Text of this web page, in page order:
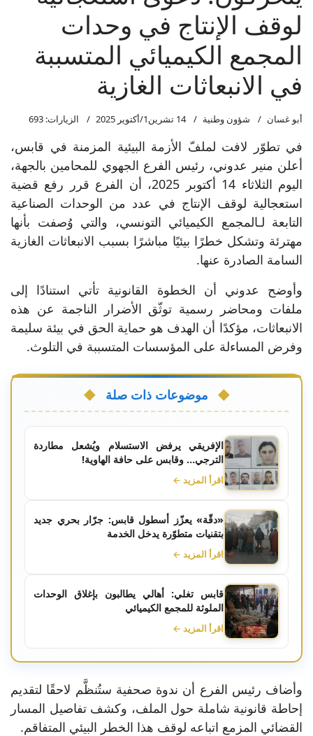
لوقف الإنتاج في وحدات
المجمع الكيميائي المتسببة
في الانبعاثات الغازية
أبو غسان شؤون وطنية 14 تشرين1/أكتوير 2025 الزيارات: 693
في تطوّر لافت لملفّ الأزمة البيئية المزمنة في قابس،
أعلن منير عدوني، رئيس الفرع الجهوي للمحامين بالجهة،
اليوم الثلاثاء 14 أكتوبر 2025، أن الفرع قرر رفع قضية
استعجالية لوقف الإنتاج في عدد من الوحدات الصناعية
التابعة لـالمجمع الكيميائي التونسي، والتي وُصفت بأنها
مهترئة وتشكل خطرًا بيئيًا مباشرًا بسبب الانبعاثات الغازية
السامة الصادرة عنها.
وأوضح عدوني أن الخطوة القانونية تأتي استنادًا إلى
ملفات ومحاضر رسمية توثّق الأضرار الناجمة عن هذه
الانبعاثات، مؤكدًا أن الهدف هو حماية الحق في بيئة سليمة
وفرض المساءلة على المؤسسات المتسببة في التلوث.
موضوعات ذات صلة
الإفريقي يرفض الاستسلام ويُشعل مطاردة
الترجي… وقابس على حافة الهاوية!
اقرأ المزيد ←
«دقّة» يعزّز أسطول قابس: جرّار بحري جديد
بتقنيات متطوّرة يدخل الخدمة
اقرأ المزيد ←
قابس تغلي: أهالي يطالبون بإغلاق الوحدات
الملوثة للمجمع الكيميائي
اقرأ المزيد ←
وأضاف رئيس الفرع أن ندوة صحفية ستُنظَّم لاحقًا لتقديم
إحاطة قانونية شاملة حول الملف، وكشف تفاصيل المسار
القضائي المزمع اتباعه لوقف هذا الخطر البيئي المتفاقم.